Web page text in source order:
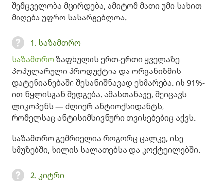
შემცველობა მცირდება, ამიტომ მათი უმი სახით
მიღება უფრო სასარგებლოა.
1. საზამთრო
საზამთრო ზაფხულის ერთ-ერთი ყველაზე
პოპულარული პროდუქტია და ორგანიზმის
დატენიანებაში შესანიშნავად ეხმარება. ის 91%-
ით წყლისგან შედგება. ამასთანავე, შეიცავს
ლიკოპენს — ძლიერ ანტიოქსიდანტს,
რომელსაც ანტისიმსივნური თვისებებიც აქვს.
საზამთრო გემრიელია როგორც ცალკე, ისე
სმუზებში, ხილის სალათებსა და კოქტეილებში.
2. კიტრი